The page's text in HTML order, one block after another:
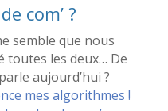
com’ ?
semble que nous
toutes les deux… De
aujourd’hui ?
mes algorithmes !